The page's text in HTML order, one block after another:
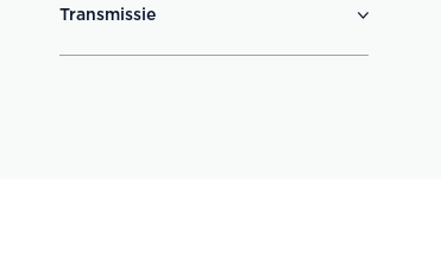
Transmissie